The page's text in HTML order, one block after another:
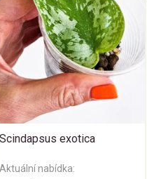
Scindapsus exotica
Aktuální nabídka: